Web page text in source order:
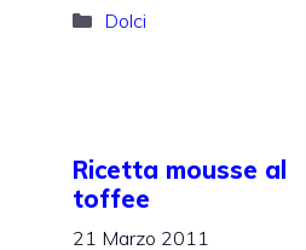
Categorie
Dolci
Ricetta mousse al
toffee
21 Marzo 2011